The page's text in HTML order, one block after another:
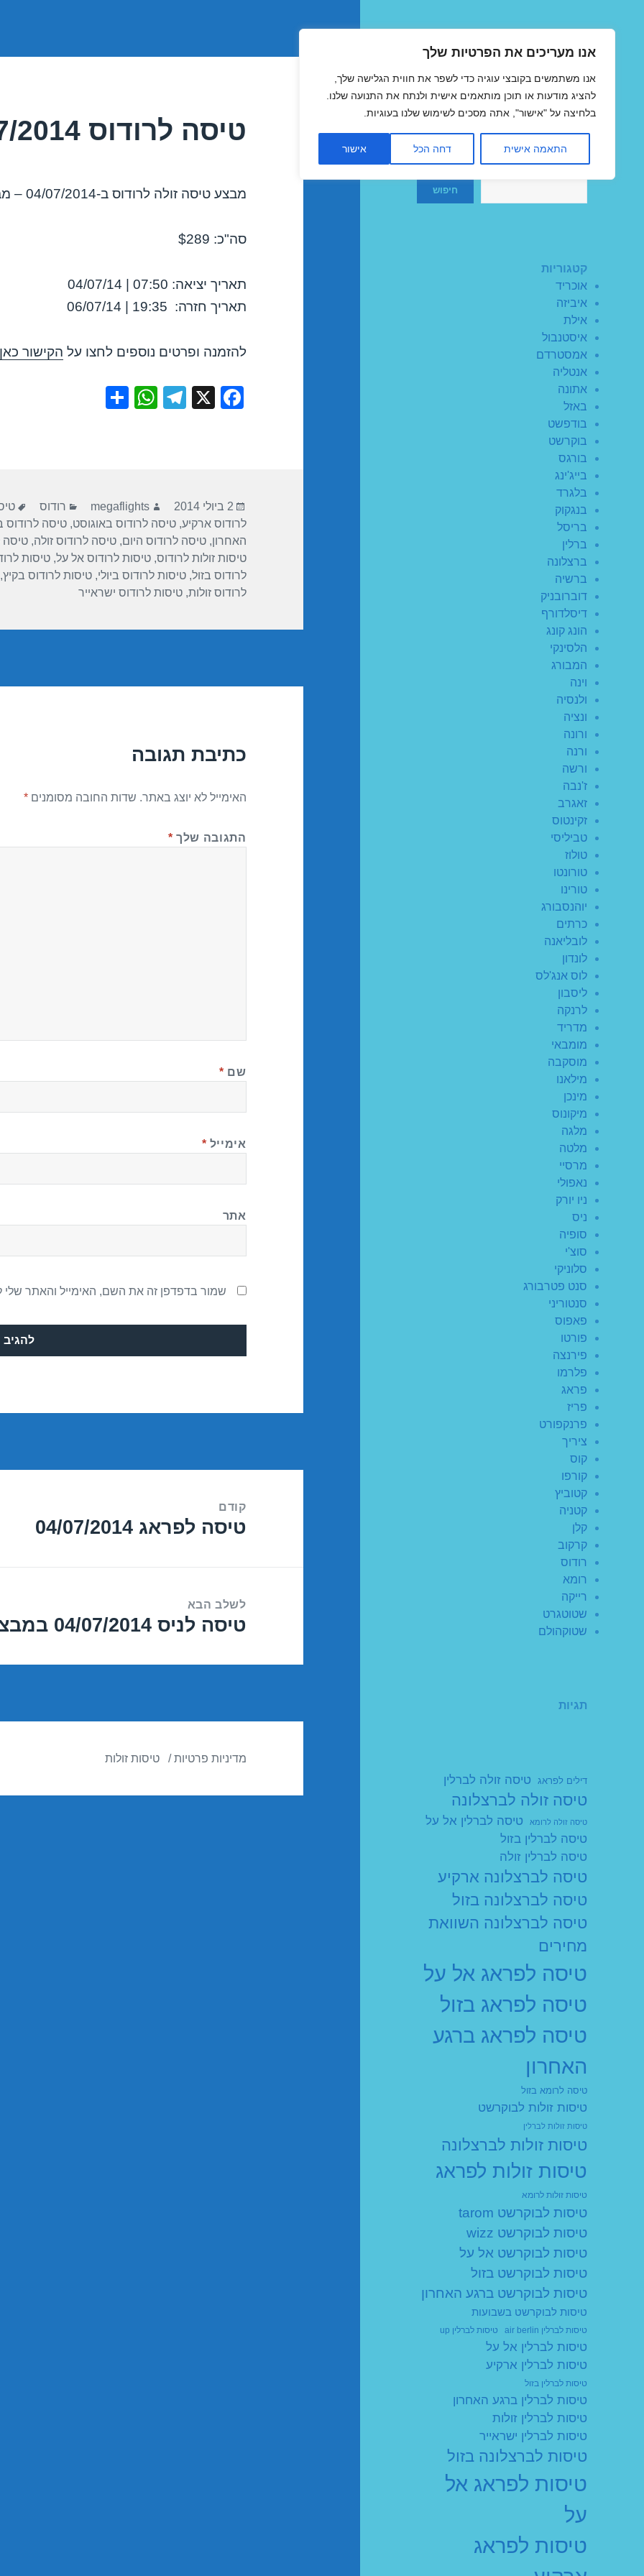
אנו מעריכים את הפרטיות שלך
אנו משתמשים בקובצי עוגיה כדי לשפר את חווית הגלישה שלך,
להציג מודעות או תוכן מותאמים אישית ולנתח את התנועה שלנו.
בלחיצה על "אישור", אתה מסכים לשימוש שלנו בעוגיות.
התאמה אישית דחה הכל אישור
MegaFlights טיסות מוזלות
חיפוש
חיפוש
קטגוריות
אוכריד
איביזה
אילת
איסטנבול
אמסטרדם
אנטליה
אתונה
באזל
בודפשט
בוקרשט
בורגס
בייג'ינג
בלגרד
בנגקוק
בריסל
ברלין
ברצלונה
ברשיה
דוברובניק
דיסלדורף
הונג קונג
הלסינקי
המבורג
וינה
ולנסיה
ונציה
ורונה
ורנה
ורשה
ז'נבה
זאגרב
זקינטוס
טביליסי
טולוז
טורונטו
טורינו
יוהנסבורג
כרתים
לובליאנה
לונדון
לוס אנג'לס
ליסבון
לרנקה
מדריד
מומבאי
מוסקבה
מילאנו
מינכן
מיקונוס
מלגה
מלטה
מרסיי
נאפולי
ניו יורק
ניס
סופיה
סוצ'י
סלוניקי
סנט פטרבורג
סנטוריני
פאפוס
פורטו
פירנצה
פלרמו
פראג
פריז
פרנקפורט
ציריך
קוס
קורפו
קטוביץ
קטניה
קלן
קרקוב
רודוס
רומא
רייקה
שטוטגרט
שטוקהולם
תגיות
דילים לפראג טיסה זולה לברלין
טיסה זולה לברצלונה
טיסה זולה לרומא
טיסה לברלין אל על
טיסה לברלין בזול
טיסה לברלין זולה
טיסה לברצלונה ארקיע
טיסה לברצלונה בזול
טיסה לברצלונה השוואת
מחירים
טיסה לפראג אל על
טיסה לפראג בזול
טיסה לפראג ברגע
האחרון
טיסה לרומא בזול
טיסות זולות לבוקרשט
טיסות זולות לברלין
טיסות זולות לברצלונה
טיסות זולות לפראג
טיסות זולות לרומא
טיסות לבוקרשט tarom
טיסות לבוקרשט wizz
טיסות לבוקרשט אל על
טיסות לבוקרשט בזול
טיסות לבוקרשט ברגע האחרון
טיסות לבוקרשט בשבועות
טיסות לברלין air berlin טיסות לברלין up
טיסות לברלין אל על
טיסות לברלין ארקיע
טיסות לברלין בזול
טיסות לברלין ברגע האחרון
טיסות לברלין זולות
טיסות לברלין ישראייר
טיסות לברצלונה בזול
טיסות לפראג אל
על
טיסות לפראג
טיסה לרודוס 04/07/2014
מבצע טיסה זולה לרודוס ב-04/07/2014 – מבצע לחודש יולי 2014!
סה"כ: $289
תאריך יציאה: 07:50 | 04/07/14
תאריך חזרה: 19:35 | 06/07/14
להזמנה ופרטים נוספים לחצו על הקישור כאן
F
o
o
k
X
T
m
W
p
p
פורסם
בתאריך
2 ביולי 2014 מחבר
megaflights קטגוריות
רודוס
לרודוס ארקיע,טיסה לרודוס באוגוסט,טיסה לרודוס
האחרון,טיסה לרודוס היום,טיסה לרודוס זולה,טיסה
טיסות זולות לרודוס,טיסות לרודוס אל על,טיסות
לרודוס בזול,טיסות לרודוס ביולי,טיסות לרודוס בקיץ
לרודוס זולות,טיסות לרודוס ישראייר
כתיבת תגובה
האימייל לא יוצג באתר. שדות החובה מסומנים*
התגובה שלך *
שם *
אימייל *
אתר
שמור בדפדפן זה את השם, האימייל והאתר
קודם
הפוסט
טיסה לפראג 04/07/2014
לשלב הבא
הפוסט
טיסה לניס 04/07/2014 במבצע
מדיניות פרטיות טיסות זולות